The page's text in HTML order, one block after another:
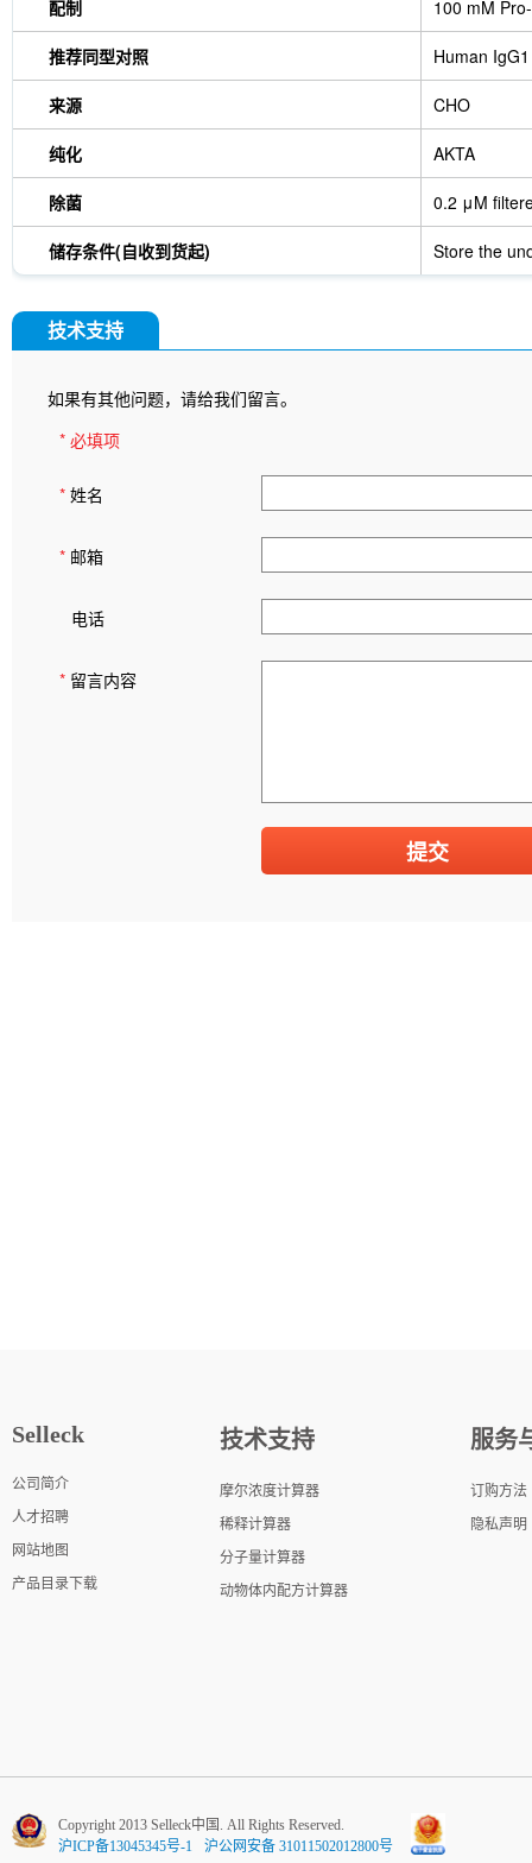
配制 100 mM
推荐同型对照 Human IgG1
来源 CHO
纯化 AKTA
除菌 0.2 μM
储存条件(自收到货起) Store the
技术支持
如果有其他问题，请给我们留言。
* 必填项
* 姓名
* 邮箱
电话
* 留言内容
Selleck
公司简介
人才招聘
网站地图
产品目录下载
技术支持
摩尔浓度计算器
稀释计算器
分子量计算器
动物体内配方计算器
服务
订购方法
隐私声明
Copyright 2013 Selleck中国. All Rights Reserved.
沪ICP备13045345号-1
沪公网安备 31011502012800号